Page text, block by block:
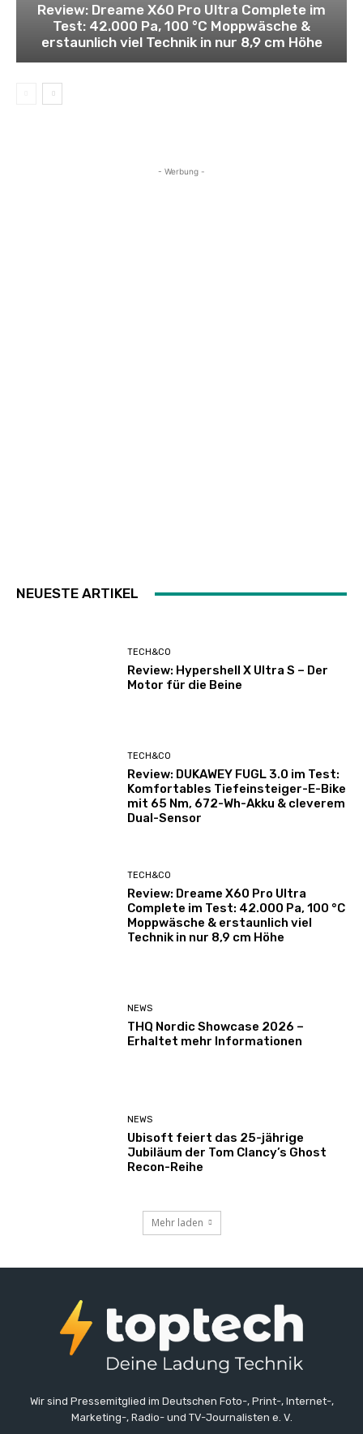
Review: Dreame X60 Pro Ultra Complete im
Test: 42.000 Pa, 100 °C Moppwäsche &
erstaunlich viel Technik in nur 8,9 cm Höhe
- Werbung -
NEUESTE ARTIKEL
TECH&CO
Review: Hypershell X Ultra S – Der
Motor für die Beine
TECH&CO
Review: DUKAWEY FUGL 3.0 im Test:
Komfortables Tiefeinsteiger-E-Bike
mit 65 Nm, 672-Wh-Akku & cleverem
Dual-Sensor
TECH&CO
Review: Dreame X60 Pro Ultra
Complete im Test: 42.000 Pa, 100 °C
Moppwäsche & erstaunlich viel
Technik in nur 8,9 cm Höhe
NEWS
THQ Nordic Showcase 2026 –
Erhaltet mehr Informationen
NEWS
Ubisoft feiert das 25-jährige
Jubiläum der Tom Clancy’s Ghost
Recon-Reihe
Mehr laden
Wir sind Pressemitglied im Deutschen Foto-, Print-, Internet-,
Marketing-, Radio- und TV-Journalisten e. V.